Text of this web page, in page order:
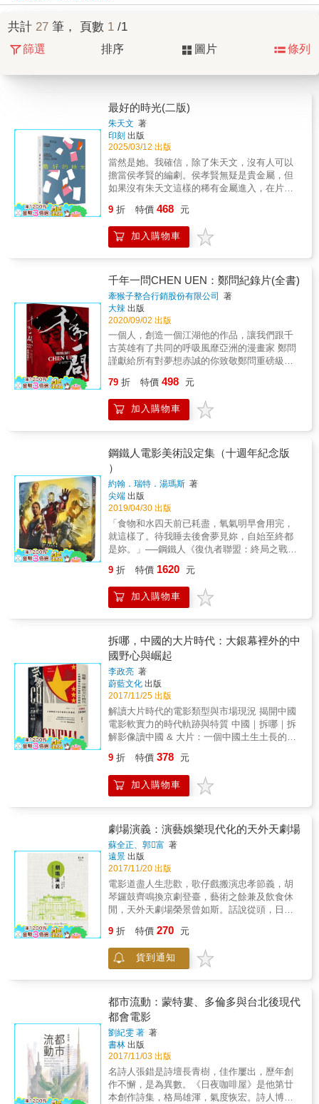
共計 27 筆， 頁數 1 /1
篩選 排序 圖片 條列
最好的時光(二版)
朱天文 著
印刻 出版
2025/03/12 出版
當然是她。我確信，除了朱天文，沒有人可以
擔當侯孝賢的編劇。侯孝賢無疑是貴金屬，但
如果沒有朱天文這樣的稀有金屬進入，在片場
影會是這樣嗎？－－阿城＊長期為侯孝賢導演
編寫劇本的朱天文，肯定是台灣電影新浪潮中
最重要的一位編劇。《最好的時光》為朱天文
本】，包含《小畢的故事》、《悲情城市》、
《咖啡時光》至《最好的時光》等十部電影劇
本。【中卷：一部電影的開始到完成】，以
《戀戀風塵》為例，記述電影創作從編劇、拍
攝、剪接、出片等各環節的激盪過程，以及台
灣和國際環境帶給電影創作者的諸多挑戰，阿
城說：「你找到了限制，就找到了自由」，正
可形容電影創作過程的辛苦與成就感。【下
卷：關於電影】收錄朱天文多年來的電影評論
動方式，以及對《悲情城市》、《海上花》的
梁朝偉、《好男好女》的伊能靜、《青梅竹
馬》的蔡琴等演員的敏銳觀察。
9 折 特價 468 元
加入購物車
千年一問CHEN UEN：鄭問紀錄片(全書)
牽猴子整合行銷股份有限公司
著
大辣 出版
2020/09/02 出版
一個人，創造一個江湖他的作品，讓我們跟千
古英雄有了共同的呼吸風靡亞洲的漫畫家 鄭問
謹獻給所有對夢想赤誠的你致敬鄭問重磅級的
義）、黃健和、黃強華、黃博弘、蕭言中、鍾
孟舜、練任、陳志隆……日本╱栗原良幸、新
泰幸、森田浩章、宮路洋一、千葉徹彌、池上
劉偉強、陳某……中國╱雷軍、沈烽亮、代志
強、鄒濤、商偉光、李凱、李磊、禹海蓮、宗
祥智、鄭允、蔣曉光……「我想呈現鄭問身為
『人』的樣貌，他的起落、孤寂、壓抑、驕
傲，時不我予。」――王婉柔（《千年一問》
電影導演）鄭問的創作天分、畫技至今無人能
超越，每一部作品皆被奉為經典中的經典。他
身後留下的江湖故事，重溫起來依然令人悸動
不已。他趕上了台灣本土漫畫最燦爛的時代，
卻也經歷了最欲振乏力的時代。他懷抱理想，
肯定他的舞台。路追尋鄭問的足跡，我們想用
紀錄片訴說他的故事。鄭問一生低調創作，鮮
少受訪，甚至被曾經的書迷漸漸忘卻；不願看
毅然踏上《千年一問》的追尋旅程。追逐鄭問
的創作足跡，從畫室助手、日本漫畫同業、出
版社編輯們的真摯吐露，重現鄭問對創作的執
著與熱愛。「歷史從來是為了被遺忘而寫，然
而跨越千古再起的感動是可以隨時被喚起
的。」★最完整的鄭問傳記本書以文字拼湊完
整鄭問的創作歷程，並涵蓋紀錄片135分鐘之
外。從鄭問紀錄片拍攝計畫的緣起開始，由主
度，如何從一個喜歡畫畫的人，變成一位畫漫
求是什麼？而又如何透過與他一起生活的人認
識他對藝術的執迷專注，與為人處事的知情重
義。導演王婉柔帶著劇組實地走訪，台灣、日
本、香港、北京、珠海，蒐集曾經與鄭問交集
過的人事物，是鄭問遠征異鄉的輝煌、技壓群
雄的風光。但盛名背後，是他體力與創意的烈
火燃燒、他的好勝與倔強、他的千嘗萬試、他
的艱苦卓絕、他的好學勤讀，以及時刻將自己
逼到極致；盛名底下的小縫隙中，還躲藏著各
式各樣細微的情緒——壓抑、疑懼、沮喪、虛
懷、狂烈、欲求而不得——這些是每個創作者
都有過的私密時刻，於外卻不一定看得到。於
外，鄭問心中的英雄是堅持、有道理、有禮
貌。在每個他露臉的公開影像紀錄中，你果真
看到一位謙虛有禮的漫畫家，那是他要求自己
的理想典範，卻何嘗不是一個枷鎖？諸多看似
上，卻又如此真誠。戴著腳鐐跳舞，他在枷鎖
箝制下還是如此勇敢奮力、挑戰極限，要創造
出讓人會怕的東西。越壓抑越刺激他，不能停
下；向前、向前、向前走。攝影韓哥說，我有
一個目標：我們來讓觀眾目不暇給。目不暇
給。一如鄭問畫作給人的震撼與繽紛，眼睛前
的繁花盛開、視覺上的華麗流轉。透過受訪者
與諸多資料構築他的面貌，如同他創造的人
79 折 特價 498 元
加入購物車
鋼鐵人電影美術設定集（十週年紀念版
）
約翰．瑞特．湯瑪斯 著
尖端 出版
2019/04/30 出版
「食物和水四天前已耗盡，氧氣明早會用完，
就這樣了。待我睡去後會夢見妳，自始至終都
是妳。」──鋼鐵人《復仇者聯盟：終局之戰》
為復仇者聯盟的核心成員，卻隻身飄零在外太
空，彈盡糧絕；其餘英雄似乎也束手無策，為
僅存的信念背水一戰。 終點是旅程的一部分。
雄「鋼鐵人」東尼‧史塔克。 ★全球唯一中文
版，完整記錄《鋼鐵人》從連載四十年的漫畫
成為世界最知名英雄的歷史一刻！ ★高規格製
作！外附豪華硬殼書盒，書籍採用方背穿線精
裝，燙上質感防刮霧面青口金，內頁全彩印
計圖，影迷與漫迷不可或缺的夢幻收藏品！ ★
系列電影全球票房突破720億臺幣，名列影史票
房總榜TOP10！ ★漫威電影宇宙第三階段完結
《復仇者聯盟：終局之戰》2019年4月24日震撼
身的小勞勃‧道尼與搖搖欲墜的漫威影業一拍即
合，催生出工作室第一部電影《鋼鐵人》。作
為一鳴驚人、無可撼動的成功基石，《鋼鐵
了「漫威電影宇宙」的傳奇，風靡全球，此句
名言隨之而生：「漫威成就了小勞勃‧道尼，小
勞勃‧道尼則成就了鋼鐵人。」 你能想像，除了
小勞勃‧道尼之外，還有誰能演出鋼鐵人嗎？ 為
求快速穿脫鋼鐵裝，馬克2號的初始構想其實是
「超長滑雪褲」； 無所不能的管家賈維斯，為
何智慧鍵盤上總是出現五角形？ 小辣椒換心手
代？！ 從漫畫改編成電影，由草稿、無數棄之
不用的設計圖，到大銀幕分鏡圖與剪輯畫面，
帶領您進入漫威電影宇宙的初心，一探鋼鐵裝
和各式特效的起點！ ★一日鋼鐵人迷，終身鋼
告時揪心大喊「不──！」 ◎顫抖泛淚，捨不得
小勞勃‧道尼卸下鋼鐵裝 ◎認為「即使重啟《鋼
鐵人》，沒有小勞勃‧道尼就不是史塔克了」 ◎
有到NASA一起聯署「東尼‧史塔克
#SaveTonyStark」 ◎模型從馬克1號買到馬克
50號還停不下來 ◎燒香拜佛胸前劃十字，祈禱
小辣椒能穿上「救援（Recuse）」鋼鐵裝拯救
東尼 ──如有以上任一症狀，請勿錯過這本書！
9 折 特價 1620 元
加入購物車
拆哪，中國的大片時代：大銀幕裡外的中
國野心與崛起
李政亮 著
蔚藍文化 出版
2017/11/25 出版
解讀大片時代的電影類型與市場現況 揭開中國
電影軟實力的時代軌跡與特質 中國｜拆哪｜拆
解影像讀中國 & 大片：一個中國土生土長的語
塢電影稱為｢大片｣。現在，中國版大片已崛
起﹗ & 美國大片多年來在中國總是能夠攻城掠
地，不過，從二○○二年年底的《英雄》開始，
房多次力壓好萊塢電影，也已成為瞄準好萊塢
的世界第二大電影市場。 & 近十五年來，中國
大片時代已然成型。 & 彭博商業週刊專文〈中
國電影業 追趕好萊塢〉，直指二○一二年中國
已成全球第二大電影市場，可謂中國崛起的眾
多現象之一！此外，甚至有媒體指出，二○一七
年中國電影市場將超越好萊塢！ & ｢電影｣是政
治經濟脈絡交錯下的產物，中美角力將對中國
電影市場產生什麼樣的衝擊？當中國大片時代
影中找到屬於自己的位置？ & 本書以「看電
影，讀中國」揭開序幕，從主旋律到商業元
素、政策規範到製作發行，涵蓋歷史回顧、最
是認識「中國電影發展」及「好萊塢電影在中
國」的第一堂課。
9 折 特價 378 元
加入購物車
劇場演義：演藝娛樂現代化的天外天劇場
蘇全正、郭富 著
遠景 出版
2017/11/20 出版
電影道盡人生悲歡，歌仔戲搬演忠孝節義，胡
琴鑼鼓齊鳴換京劇登臺，藝術之餘兼及飲食休
閒，天外天劇場榮景曾如斯。話說從頭，日治
子吳子瑜出資擴建為劇場，第三代吳燕生傳承
詩詣，吳家三代層層疊出劇場與櫟社共通的俠
氣背景。昔時天外天劇場歐式建築風采壯觀華
的憂鬱，易主以國際戲院繼續闖蕩江湖，無奈
生機漸失宛若冬之冷寂，終與藝文漸行漸遠，
空遺一身傲骨。九天之外有否曙光？時至今
日，我們仍殷殷詰問。《劇場演義》好戲開
鑼，欲知詳情，君請入座。
9 折 特價 270 元
貨到通知
都市流動：蒙特婁、多倫多與台北後現代
都會電影
劉紀雯 著 著
書林 出版
2017/11/03 出版
名詩人張錯是詩壇長青樹，佳作屢出，歷年創
作不懈，是為異數。《日夜咖啡屋》是他第廿
本創作詩集，格局雄渾，氣度恢宏。詩人博學